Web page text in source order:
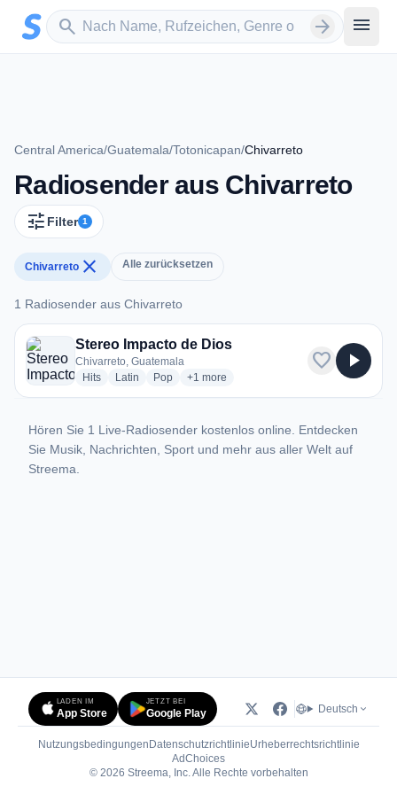
Zum Hauptinhalt springen
search
Sender suchen arrow_forward menu
Central America/Guatemala/Totonicapan/Chivarreto
Radiosender aus Chivarreto
tune Filter 1
Chivarreto close Alle zurücksetzen
1 Radiosender aus Chivarreto
1 Radiosender aus Chivarreto
Stereo Impacto de Dios
Chivarreto, Guatemala
Hitsradio stations
Latin radio stations
Popradio stations
+1 more genres for Stereo Impacto de Dios
more
favorite play_arrow
Hören Sie 1 Live-Radiosender kostenlos online. Entdecken
Sie Musik, Nachrichten, Sport und mehr aus aller Welt auf
Streema.
LADEN IM
App Store
JETZT BEI
Google Play Deutsch
Nutzungsbedingungen DatenschutzrichtlinieUrheberrechtsrichtlinie
AdChoices(öffnet in neuem Tab)
© 2026 Streema, Inc. Alle Rechte vorbehalten